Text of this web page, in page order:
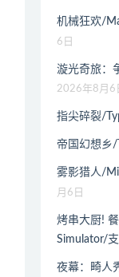
机械狂欢/
6日
漩光奇旅：
2026年8月6
指尖碎裂/
帝国幻想乡
雾影猎人/
月6日
烤串大厨!
Simulator/
夜幕：畸人